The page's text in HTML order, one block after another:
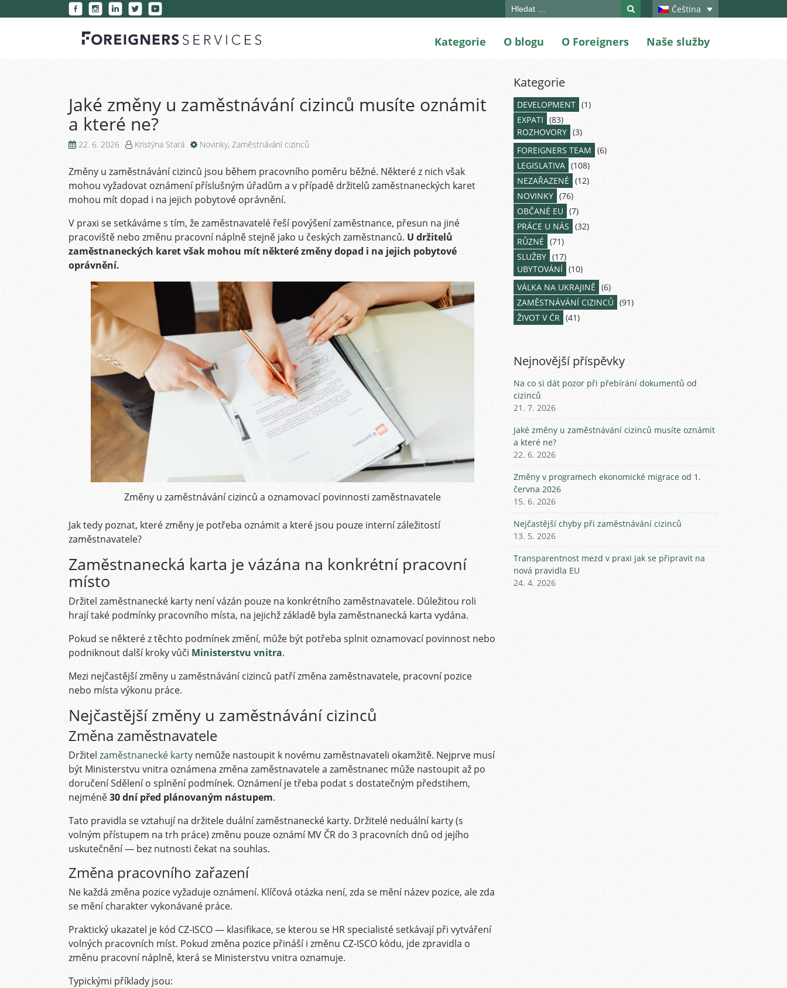
Čeština
Search
Kategorie O blogu O Foreigners Naše služby
Jaké změny u zaměstnávání cizinců musíte oznámit
a které ne?
22. 6. 2026 Kristýna Stará Novinky, Zaměstnávání cizinců
Změny u zaměstnávání cizinců jsou během pracovního poměru běžné. Některé z nich však
mohou vyžadovat oznámení příslušným úřadům a v případě držitelů zaměstnaneckých karet
mohou mít dopad i na jejich pobytové oprávnění.
V praxi se setkáváme s tím, že zaměstnavatelé řeší povýšení zaměstnance, přesun na jiné
pracoviště nebo změnu pracovní náplně stejně jako u českých zaměstnanců. U držitelů
zaměstnaneckých karet však mohou mít některé změny dopad i na jejich pobytové
oprávnění.
Změny u zaměstnávání cizinců a oznamovací povinnosti zaměstnavatele
Jak tedy poznat, které změny je potřeba oznámit a které jsou pouze interní záležitostí
zaměstnavatele?
Zaměstnanecká karta je vázána na konkrétní pracovní
místo
Držitel zaměstnanecké karty není vázán pouze na konkrétního zaměstnavatele. Důležitou roli
hrají také podmínky pracovního místa, na jejichž základě byla zaměstnanecká karta vydána.
Pokud se některé z těchto podmínek změní, může být potřeba splnit oznamovací povinnost nebo
podniknout další kroky vůči Ministerstvu vnitra.
Mezi nejčastější změny u zaměstnávání cizinců patří změna zaměstnavatele, pracovní pozice
nebo místa výkonu práce.
Nejčastější změny u zaměstnávání cizinců
Změna zaměstnavatele
Držitel zaměstnanecké karty nemůže nastoupit k novému zaměstnavateli okamžitě. Nejprve musí
být Ministerstvu vnitra oznámena změna zaměstnavatele a zaměstnanec může nastoupit až po
doručení Sdělení o splnění podmínek. Oznámení je třeba podat s dostatečným předstihem,
nejméně30 dní před plánovaným nástupem.
Tato pravidla se vztahují na držitele duální zaměstnanecké karty. Držitelé neduální karty (s
volným přístupem na trh práce) změnu pouze oznámí MV ČR do 3 pracovních dnů od jejího
uskutečnění — bez nutnosti čekat na souhlas.
Změna pracovního zařazení
Ne každá změna pozice vyžaduje oznámení. Klíčová otázka není, zda se mění název pozice, ale zda
se mění charakter vykonávané práce.
Praktický ukazatel je kód CZ-ISCO — klasifikace, se kterou se HR specialisté setkávají při vytváření
volných pracovních míst. Pokud změna pozice přináší i změnu CZ-ISCO kódu, jde zpravidla o
změnu pracovní náplně, která se Ministerstvu vnitra oznamuje.
Typickými příklady jsou:
Kategorie
DEVELOPMENT (1)
EXPATI (83)
ROZHOVORY (3)
FOREIGNERS TEAM (6)
LEGISLATIVA (108)
NEZAŘAZENÉ (12)
NOVINKY (76)
OBČANÉ EU (7)
PRÁCE U NÁS (32)
RŮZNÉ (71)
SLUŽBY (17)
UBYTOVÁNÍ (10)
VÁLKA NA UKRAJINĚ (6)
ZAMĚSTNÁVÁNÍ CIZINCŮ (91)
ŽIVOT V ČR (41)
Nejnovější příspěvky
Na co si dát pozor při přebírání dokumentů od
cizinců
21. 7. 2026
Jaké změny u zaměstnávání cizinců musíte oznámit
a které ne?
22. 6. 2026
Změny v programech ekonomické migrace od 1.
června 2026
15. 6. 2026
Nejčastější chyby při zaměstnávání cizinců
13. 5. 2026
Transparentnost mezd v praxi jak se připravit na
nová pravidla EU
24. 4. 2026